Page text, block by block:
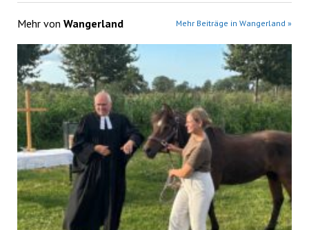
Mehr von Wangerland Mehr Beiträge in Wangerland »